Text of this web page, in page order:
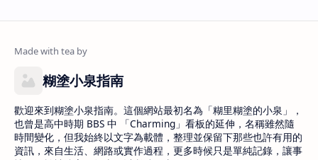
糊塗小泉指南
歡迎來到糊塗小泉指南。這個網站最初名為「糊里糊塗的小泉」，
也曾是高中時期 BBS 中 「Charming」看板的延伸，名稱雖然隨
時間變化，但我始終以文字為載體，整理並保留下那些也許有用的
資訊，來自生活、網路或實作過程，更多時候只是單純記錄，讓事